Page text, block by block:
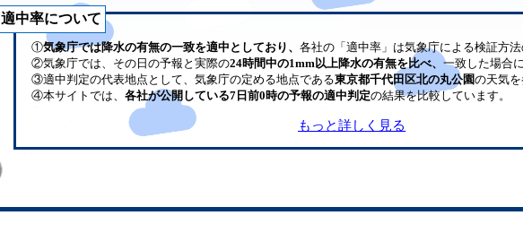
適中率について
①気象庁では降水の有無の一致を適中としており、 各社の「適中率」は気象庁による検証方
②気象庁では、その日の予報と実際の24時間中の1mm以上降水の有無を比べ、 一致した場合
③適中判定の代表地点として、気象庁の定める地点である東京都千代田区北の丸公園の天気を
④本サイトでは、 各社が公開している7日前0時の予報の適中判定の結果を比較しています。
もっと詳しく見る